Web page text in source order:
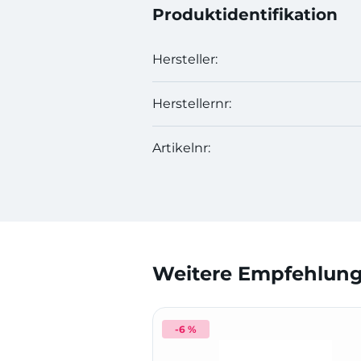
Produktidentifikation
Hersteller:
Herstellernr:
Artikelnr:
Weitere
-6 %